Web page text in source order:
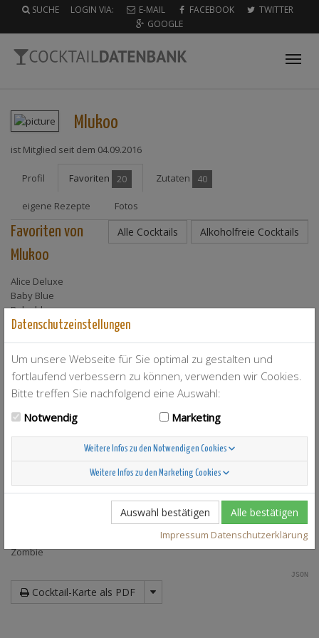
SUCHE LOGIN VIA: E-MAIL FACEBOOK
TWITTER
GOOGLE
Mlukoo
ist Mitglied seit dem 04.09.2016
Profil Favoriten 20 Zutaten 40
eigene Rezepte Fotos
Alle Cocktails Alkoholfreie Cocktails
Favoriten von
Mlukoo
Alice Deluxe
Baby Blue
Baby blue
Baltic
Blue milk
Caribbean Night
Cococabana
Eldorado
Love Passion
Multi-Blue Spezial Cocktail
Orange Flip
Sunshine Punsh
Zombie
JSON
Cocktail-Karte als PDF
Datenschutzeinstellungen
Um unsere Webseite für Sie optimal zu gestalten und
fortlaufend verbessern zu können, verwenden wir Cookies.
Bitte treffen Sie nachfolgend eine Auswahl:
Notwendig
Marketing
Weitere Infos zu den Notwendigen Cookies
Weitere Infos zu den Marketing Cookies
Auswahl bestätigen Alle bestätigen
Impressum Datenschutzerklärung